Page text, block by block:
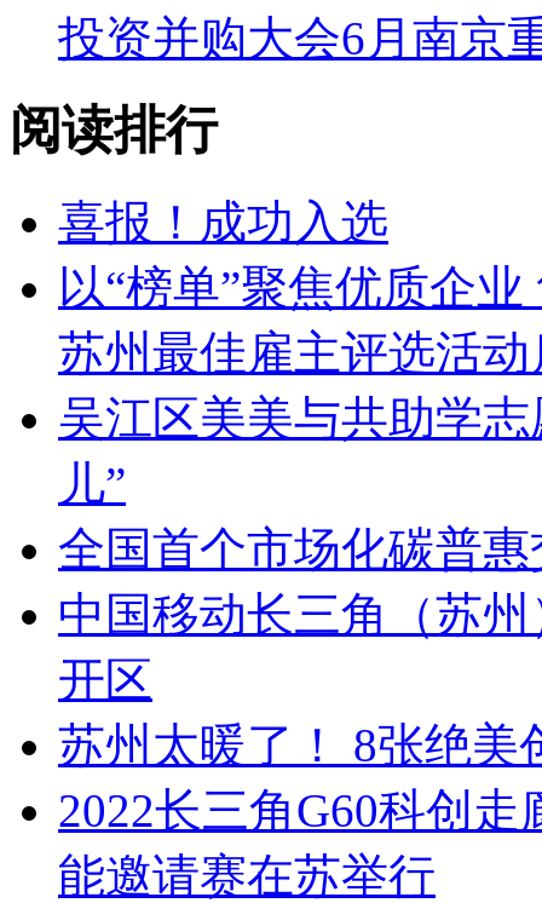
投资并购大会6月南京
阅读排行
喜报！成功入选
以“榜单”聚焦优质企
苏州最佳雇主评选活动
吴江区美美与共助学
儿”
全国首个市场化碳普
中国移动长三角（苏
开区
苏州太暖了！ 8张绝美
2022长三角G60科创
能邀请赛在苏举行